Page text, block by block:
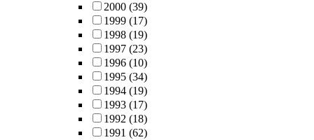
2000 (39)
1999 (17)
1998 (19)
1997 (23)
1996 (10)
1995 (34)
1994 (19)
1993 (17)
1992 (18)
1991 (62)